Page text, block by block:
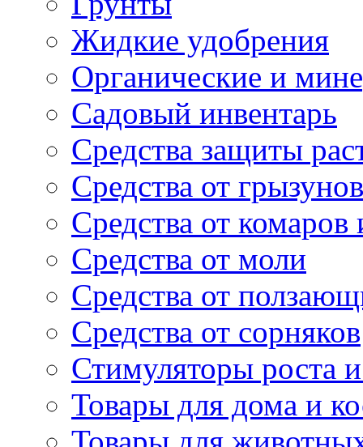
Жидкие удобрения
Органические и
Садовый инвентарь
Средства защиты
Средства от грызунов
Средства от
Средства от моли
Средства от
Средства от сорняков
Стимуляторы роста и
Товары для дома и